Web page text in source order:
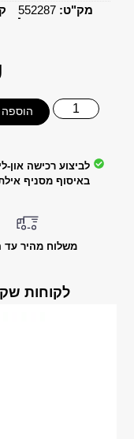
מק"ט:552287
לביצוע רכישה און-
באיסוף מסניף
משלוח מהיר עד
לקוחות